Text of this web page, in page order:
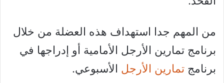
من المهم جدا استهداف هذه العضلة من خلال
برنامج تمارين الأرجل الأمامية أو إدراجها في
برنامج تمارين الأرجل الأسبوعي.